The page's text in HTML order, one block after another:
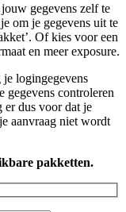
gegevens zelf te
om je gegevens uit te
Of kies voor een
en meer exposure.
je logingegevens
gegevens controleren
er dus voor dat je
aanvraag niet wordt
pakketten.